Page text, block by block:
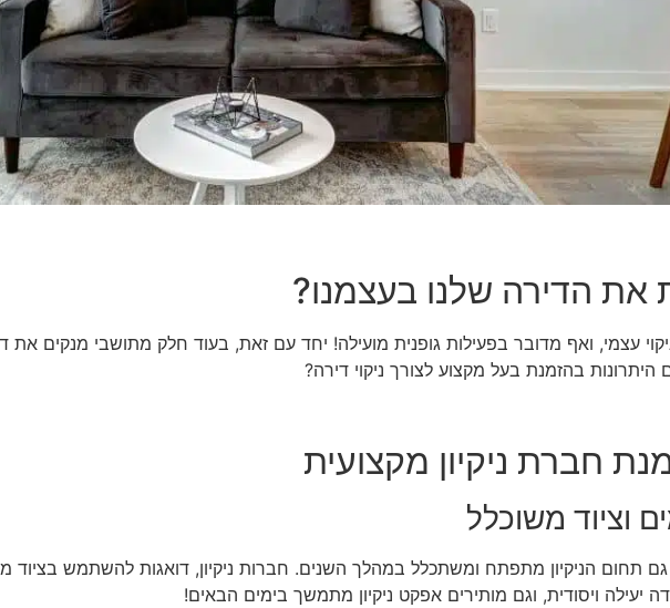
את הדירה שלנו בעצמנו?
עצמי, ואף מדובר בפעילות גופנית מועילה! יחד עם זאת, בעוד חלק מתושבי מנקים
בהזמנת בעל מקצוע לצורך ניקוי דירה?
חברת ניקיון מקצועית
וציוד משוכלל
הניקיון מתפתח ומשתכלל במהלך השנים. חברות ניקיון, דואגות להשתמש בציוד
יעילה ויסודית, וגם מותירים אפקט ניקיון מתמשך בימים הבאים!